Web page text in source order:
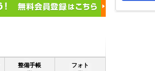
整備手帳 フォト